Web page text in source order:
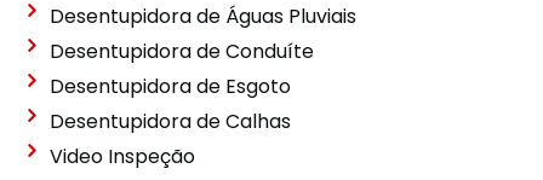
Desentupidora de Águas Pluviais
Desentupidora de Conduíte
Desentupidora de Esgoto
Desentupidora de Calhas
Video Inspeção